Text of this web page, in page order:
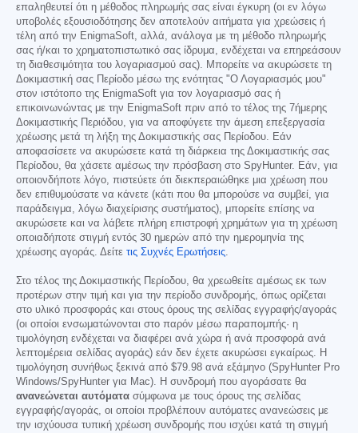
επαληθευτεί ότι η μέθοδος πληρωμής σας είναι έγκυρη (οι εν λόγω
υποβολές εξουσιοδότησης δεν αποτελούν αιτήματα για χρεώσεις ή
τέλη από την EnigmaSoft, αλλά, ανάλογα με τη μέθοδο πληρωμής
σας ή/και το χρηματοπιστωτικό σας ίδρυμα, ενδέχεται να επηρεάσουν
τη διαθεσιμότητα του λογαριασμού σας). Μπορείτε να ακυρώσετε τη
Δοκιμαστική σας Περίοδο μέσω της ενότητας "Ο Λογαριασμός μου"
στον ιστότοπο της EnigmaSoft για τον λογαριασμό σας ή
επικοινωνώντας με την EnigmaSoft πριν από το τέλος της 7ήμερης
Δοκιμαστικής Περιόδου, για να αποφύγετε την άμεση επεξεργασία
χρέωσης μετά τη λήξη της Δοκιμαστικής σας Περίοδου. Εάν
αποφασίσετε να ακυρώσετε κατά τη διάρκεια της Δοκιμαστικής σας
Περίοδου, θα χάσετε αμέσως την πρόσβαση στο SpyHunter. Εάν, για
οποιονδήποτε λόγο, πιστεύετε ότι διεκπεραιώθηκε μια χρέωση που
δεν επιθυμούσατε να κάνετε (κάτι που θα μπορούσε να συμβεί, για
παράδειγμα, λόγω διαχείρισης συστήματος), μπορείτε επίσης να
ακυρώσετε και να λάβετε πλήρη επιστροφή χρημάτων για τη χρέωση
οποιαδήποτε στιγμή εντός 30 ημερών από την ημερομηνία της
χρέωσης αγοράς. Δείτε τις Συχνές Ερωτήσεις.
Στο τέλος της Δοκιμαστικής Περίοδου, θα χρεωθείτε αμέσως εκ των
προτέρων στην τιμή και για την περίοδο συνδρομής, όπως ορίζεται
στο υλικό προσφοράς και στους όρους της σελίδας εγγραφής/αγοράς
(οι οποίοι ενσωματώνονται στο παρόν μέσω παραπομπής· η
τιμολόγηση ενδέχεται να διαφέρει ανά χώρα ή ανά προσφορά ανά
λεπτομέρεια σελίδας αγοράς) εάν δεν έχετε ακυρώσει εγκαίρως. Η
τιμολόγηση συνήθως ξεκινά από $79.98 ανά εξάμηνο (SpyHunter Pro
Windows/SpyHunter για Mac). Η συνδρομή που αγοράσατε θα
ανανεώνεται αυτόματα σύμφωνα με τους όρους της σελίδας
εγγραφής/αγοράς, οι οποίοι προβλέπουν αυτόματες ανανεώσεις με
την ισχύουσα τυπική χρέωση συνδρομής που ισχύει κατά τη στιγμή